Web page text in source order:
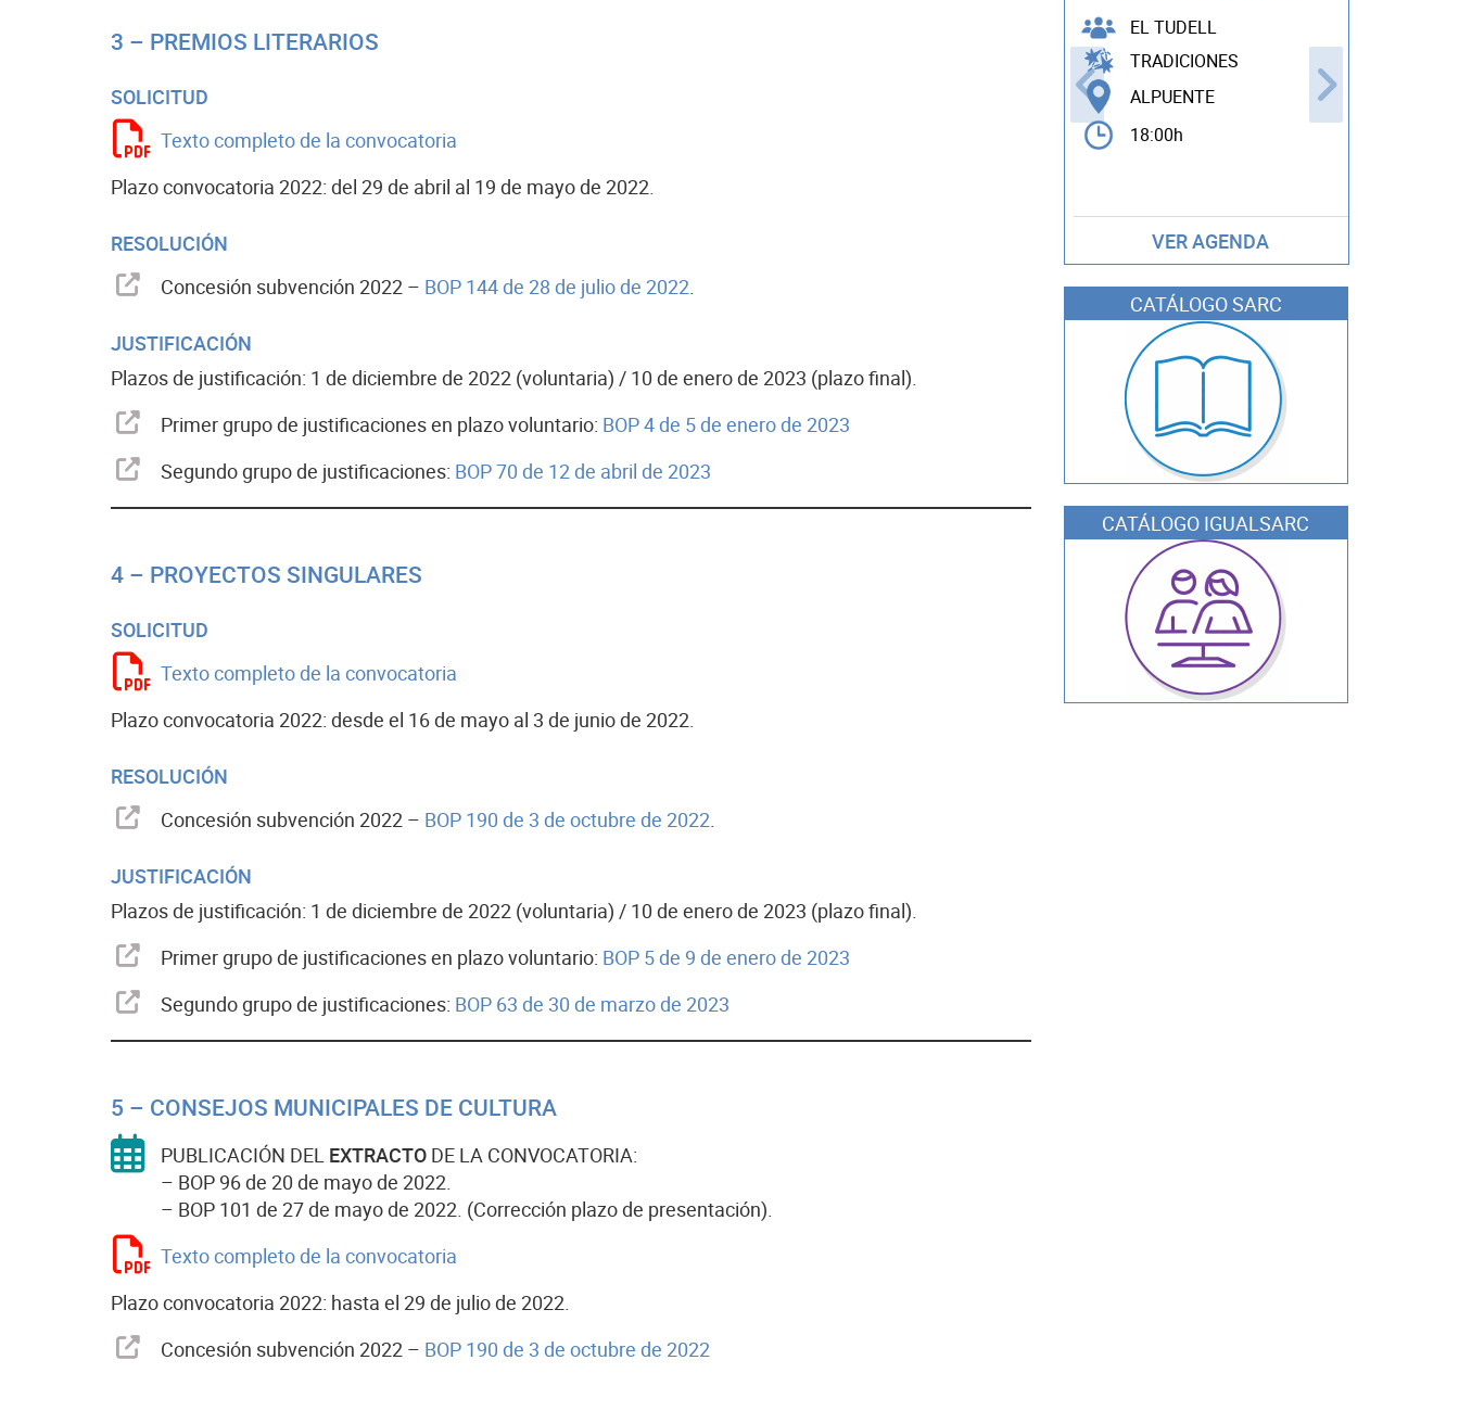
3 – PREMIOS LITERARIOS
SOLICITUD
Texto completo de la convocatoria
Plazo convocatoria 2022: del 29 de abril al 19 de mayo de 2022.
RESOLUCIÓN
Concesión subvención 2022 – BOP 144 de 28 de julio de 2022
JUSTIFICACIÓN
Plazos de justificación: 1 de diciembre de 2022 (voluntaria) / 10 de enero de 2023 (plazo final).
Primer grupo de justificaciones en plazo voluntario: BOP 4 de 5 de enero de 2023
Segundo grupo de justificaciones: BOP 70 de 12 de abril de 2023
4 – PROYECTOS SINGULARES
SOLICITUD
Texto completo de la convocatoria
Plazo convocatoria 2022: desde el 16 de mayo al 3 de junio de 2022.
RESOLUCIÓN
Concesión subvención 2022 – BOP 190 de 3 de octubre de 2022
JUSTIFICACIÓN
Plazos de justificación: 1 de diciembre de 2022 (voluntaria) / 10 de enero de 2023 (plazo final).
Primer grupo de justificaciones en plazo voluntario: BOP 5 de 9 de enero de 2023
Segundo grupo de justificaciones: BOP 63 de 30 de marzo de 2023
5 – CONSEJOS MUNICIPALES DE CULTURA
PUBLICACIÓN DEL EXTRACTO DE LA CONVOCATORIA:
– BOP 96 de 20 de mayo de 2022.
– BOP 101 de 27 de mayo de 2022. (Corrección plazo de presentación).
Texto completo de la convocatoria
Plazo convocatoria 2022: hasta el 29 de julio de 2022.
Concesión subvención 2022 – BOP 190 de 3 de octubre de 2022
EL TUDELL
TRADICIONES
ALPUENTE
18:00h
VER AGENDA
CATÁLOGO SARC
CATÁLOGO IGUALSARC